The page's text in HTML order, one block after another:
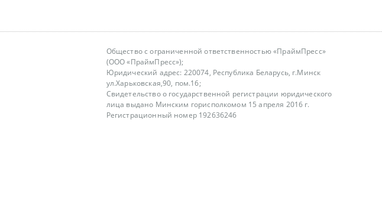
Общество с ограниченной ответственностью «ПраймПресс»
(ООО «ПраймПресс»);
Юридический адрес: 220074, Республика Беларусь, г.Минск
ул.Харьковская,90, пом.16;
Свидетельство о государственной регистрации юридического
лица выдано Минским горисполкомом 15 апреля 2016 г.
Регистрационный номер 192636246